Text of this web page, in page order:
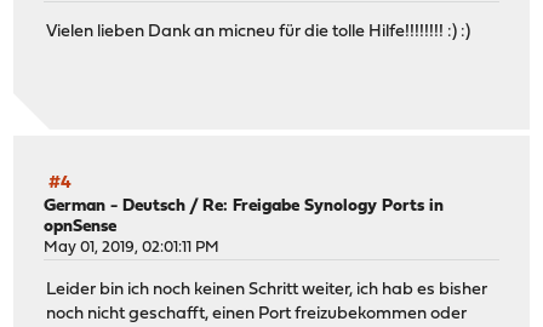
Vielen lieben Dank an micneu für die tolle Hilfe!!!!!!!! :) :)
#4
German - Deutsch /Re: Freigabe Synology Ports in
opnSense
May 01, 2019, 02:01:11 PM
Leider bin ich noch keinen Schritt weiter, ich hab es bisher
noch nicht geschafft, einen Port freizubekommen oder